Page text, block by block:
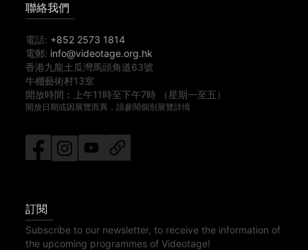
聯絡我們
電話: +852 2573 1814
電郵: info@videotage.org.hk
香港九龍土瓜灣馬頭角道63號
牛棚藝術村13室
開放時間︰
上午11時至下午7時 （星期一至五）
開放日期或因展覽而異，請參閱個別展覽詳情
訂閱
Subscribe to our newsletter, to receive the information of
the upcoming programmes of Videotage!